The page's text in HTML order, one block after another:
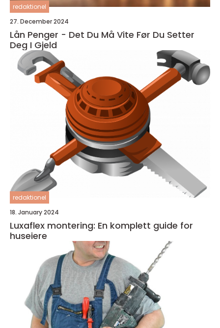
redaktionel
27. December 2024
Lån Penger - Det Du Må Vite Før Du Setter
Deg I Gjeld
redaktionel
18. January 2024
Luxaflex montering: En komplett guide for
huseiere